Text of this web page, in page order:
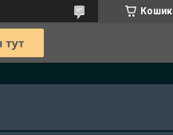
Кошик